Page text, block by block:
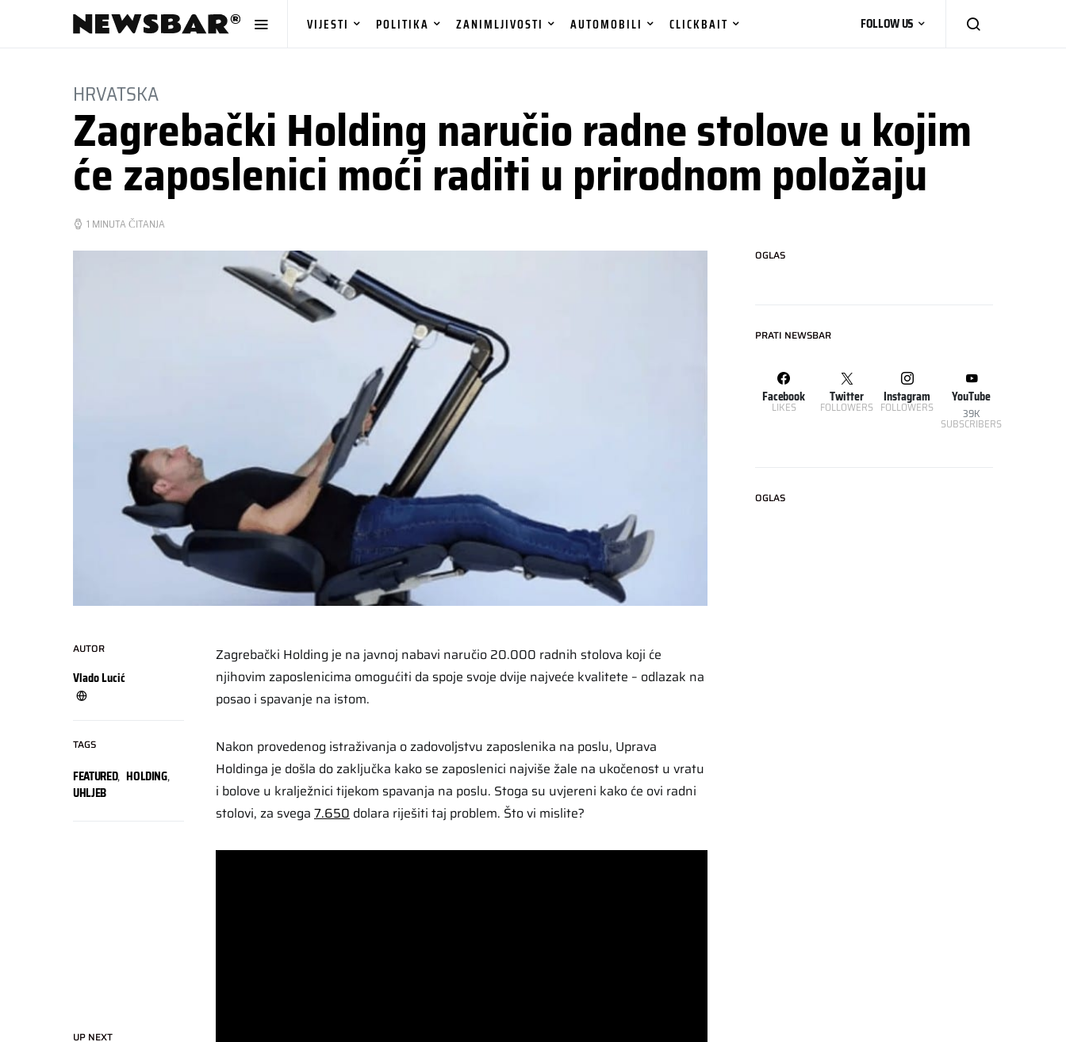
VIJESTI POLITIKA ZANIMLJIVOSTI AUTOMOBILI CLICKBAIT FOLLOW US
HRVATSKA
Zagrebački Holding naručio radne stolove u kojim
će zaposlenici moći raditi u prirodnom položaju
1 MINUTA ČITANJA
UP NEXT
AUTOR
Vlado Lucić
TAGS
FEATURED, HOLDING,
UHLJEB
Zagrebački Holding je na javnoj nabavi naručio 20.000 radnih stolova koji će
njihovim zaposlenicima omogućiti da spoje svoje dvije najveće kvalitete – odlazak na
posao i spavanje na istom.
Nakon provedenog istraživanja o zadovoljstvu zaposlenika na poslu, Uprava
Holdinga je došla do zaključka kako se zaposlenici najviše žale na ukočenost u vratu
i bolove u kralježnici tijekom spavanja na poslu. Stoga su uvjereni kako će ovi radni
stolovi, za svega 7.650 dolara riješiti taj problem. Što vi mislite?
OGLAS
PRATI NEWSBAR
Facebook
LIKES
Twitter
FOLLOWERS
Instagram
FOLLOWERS
YouTube
39K
SUBSCRIBERS
OGLAS